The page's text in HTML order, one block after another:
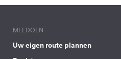
MEEDOEN
Uw eigen route plannen